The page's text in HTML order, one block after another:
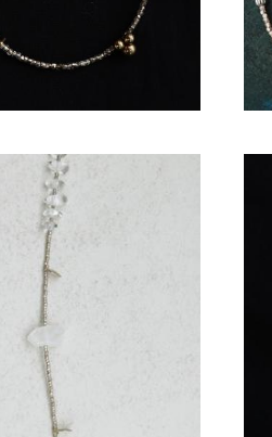
Браслет «Meikyō»
5 500 pуб.
Нет в наличии